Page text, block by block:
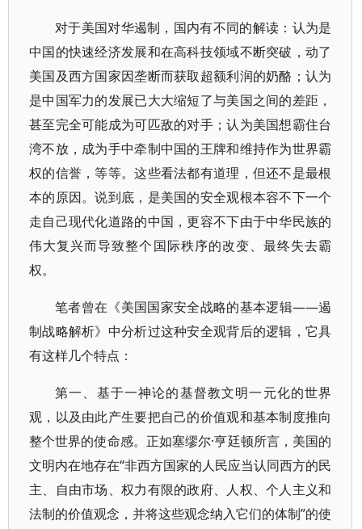
对于美国对华遏制，国内有不同的解读：认为是
中国的快速经济发展和在高科技领域不断突破，动了
美国及西方国家因垄断而获取超额利润的奶酪；认为
是中国军力的发展已大大缩短了与美国之间的差距，
甚至完全可能成为可匹敌的对手；认为美国想霸住台
湾不放，成为手中牵制中国的王牌和维持作为世界霸
权的信誉，等等。这些看法都有道理，但还不是最根
本的原因。说到底，是美国的安全观根本容不下一个
走自己现代化道路的中国，更容不下由于中华民族的
伟大复兴而导致整个国际秩序的改变、最终失去霸
权。
笔者曾在《美国国家安全战略的基本逻辑——遏
制战略解析》中分析过这种安全观背后的逻辑，它具
有这样几个特点：
第一、基于一神论的基督教文明一元化的世界
观，以及由此产生要把自己的价值观和基本制度推向
整个世界的使命感。正如塞缪尔·亨廷顿所言，美国的
文明内在地存在“非西方国家的人民应当认同西方的民
主、自由市场、权力有限的政府、人权、个人主义和
法制的价值观念，并将这些观念纳入它们的体制”的使